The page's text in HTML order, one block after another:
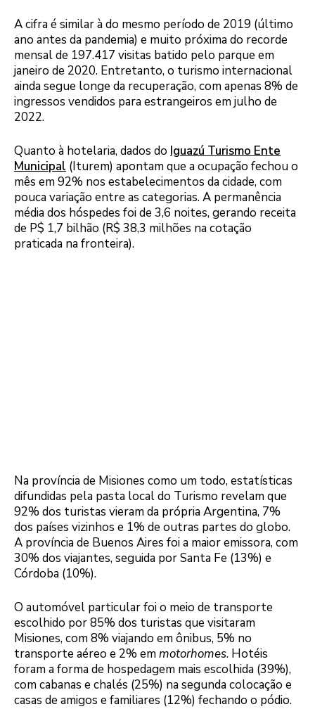
A cifra é similar à do mesmo período de 2019 (último
ano antes da pandemia) e muito próxima do recorde
mensal de 197.417 visitas batido pelo parque em
janeiro de 2020. Entretanto, o turismo internacional
ainda segue longe da recuperação, com apenas 8% de
ingressos vendidos para estrangeiros em julho de
2022.
Quanto à hotelaria, dados do Iguazú Turismo Ente
Municipal (Iturem) apontam que a ocupação fechou o
mês em 92% nos estabelecimentos da cidade, com
pouca variação entre as categorias. A permanência
média dos hóspedes foi de 3,6 noites, gerando receita
de P$ 1,7 bilhão (R$ 38,3 milhões na cotação
praticada na fronteira).
Na província de Misiones como um todo, estatísticas
difundidas pela pasta local do Turismo revelam que
92% dos turistas vieram da própria Argentina, 7%
dos países vizinhos e 1% de outras partes do globo.
A província de Buenos Aires foi a maior emissora, com
30% dos viajantes, seguida por Santa Fe (13%) e
Córdoba (10%).
O automóvel particular foi o meio de transporte
escolhido por 85% dos turistas que visitaram
Misiones, com 8% viajando em ônibus, 5% no
transporte aéreo e 2% emmotorhomes. Hotéis
foram a forma de hospedagem mais escolhida (39%),
com cabanas e chalés (25%) na segunda colocação e
casas de amigos e familiares (12%) fechando o pódio.